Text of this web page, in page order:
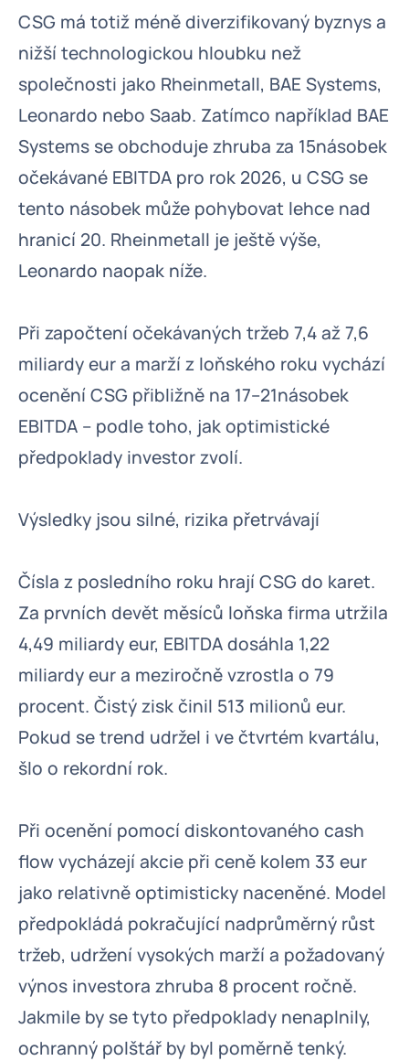
CSG má totiž méně diverzifikovaný byznys a
nižší technologickou hloubku než
společnosti jako Rheinmetall, BAE Systems,
Leonardo nebo Saab. Zatímco například BAE
Systems se obchoduje zhruba za 15násobek
očekávané EBITDA pro rok 2026, u CSG se
tento násobek může pohybovat lehce nad
hranicí 20. Rheinmetall je ještě výše,
Leonardo naopak níže.
Při započtení očekávaných tržeb 7,4 až 7,6
miliardy eur a marží z loňského roku vychází
ocenění CSG přibližně na 17–21násobek
EBITDA – podle toho, jak optimistické
předpoklady investor zvolí.
Výsledky jsou silné, rizika přetrvávají
Čísla z posledního roku hrají CSG do karet.
Za prvních devět měsíců loňska firma utržila
4,49 miliardy eur, EBITDA dosáhla 1,22
miliardy eur a meziročně vzrostla o 79
procent. Čistý zisk činil 513 milionů eur.
Pokud se trend udržel i ve čtvrtém kvartálu,
šlo o rekordní rok.
Při ocenění pomocí diskontovaného cash
flow vycházejí akcie při ceně kolem 33 eur
jako relativně optimisticky naceněné. Model
předpokládá pokračující nadprůměrný růst
tržeb, udržení vysokých marží a požadovaný
výnos investora zhruba 8 procent ročně.
Jakmile by se tyto předpoklady nenaplnily,
ochranný polštář by byl poměrně tenký.